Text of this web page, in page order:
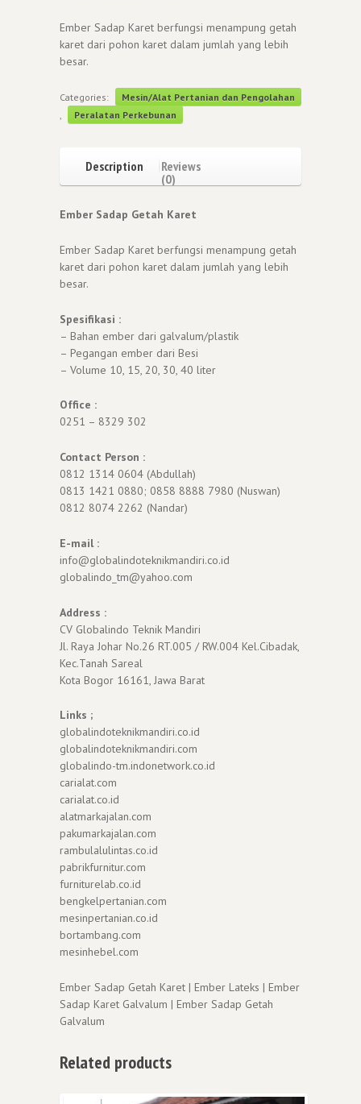
Ember Sadap Karet berfungsi menampung getah
karet dari pohon karet dalam jumlah yang lebih
besar.
Categories:
Mesin/Alat Pertanian dan Pengolahan
,
Peralatan Perkebunan
Description
Reviews
(0)
Ember Sadap Getah Karet
Ember Sadap Karet berfungsi menampung getah
karet dari pohon karet dalam jumlah yang lebih
besar.
Spesifikasi :
– Bahan ember dari galvalum/plastik
– Pegangan ember dari Besi
– Volume 10, 15, 20, 30, 40 liter
Office :
0251 – 8329 302
Contact Person :
0812 1314 0604 (Abdullah)
0813 1421 0880; 0858 8888 7980 (Nuswan)
0812 8074 2262 (Nandar)
E-mail :
info@globalindoteknikmandiri.co.id
globalindo_tm@yahoo.com
Address :
CV Globalindo Teknik Mandiri
Jl. Raya Johar No.26 RT.005 / RW.004 Kel.Cibadak,
Kec.Tanah Sareal
Kota Bogor 16161, Jawa Barat
Links ;
globalindoteknikmandiri.co.id
globalindoteknikmandiri.com
globalindo-tm.indonetwork.co.id
carialat.com
carialat.co.id
alatmarkajalan.com
pakumarkajalan.com
rambulalulintas.co.id
pabrikfurnitur.com
furniturelab.co.id
bengkelpertanian.com
mesinpertanian.co.id
bortambang.com
mesinhebel.com
Ember Sadap Getah Karet | Ember Lateks | Ember
Sadap Karet Galvalum | Ember Sadap Getah
Galvalum
Related products